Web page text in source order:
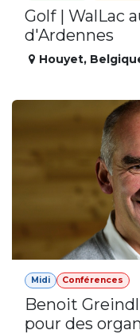
Golf | WalLac
d'Ardennes
Houyet,
Midi Conférences
Benoit
pour des